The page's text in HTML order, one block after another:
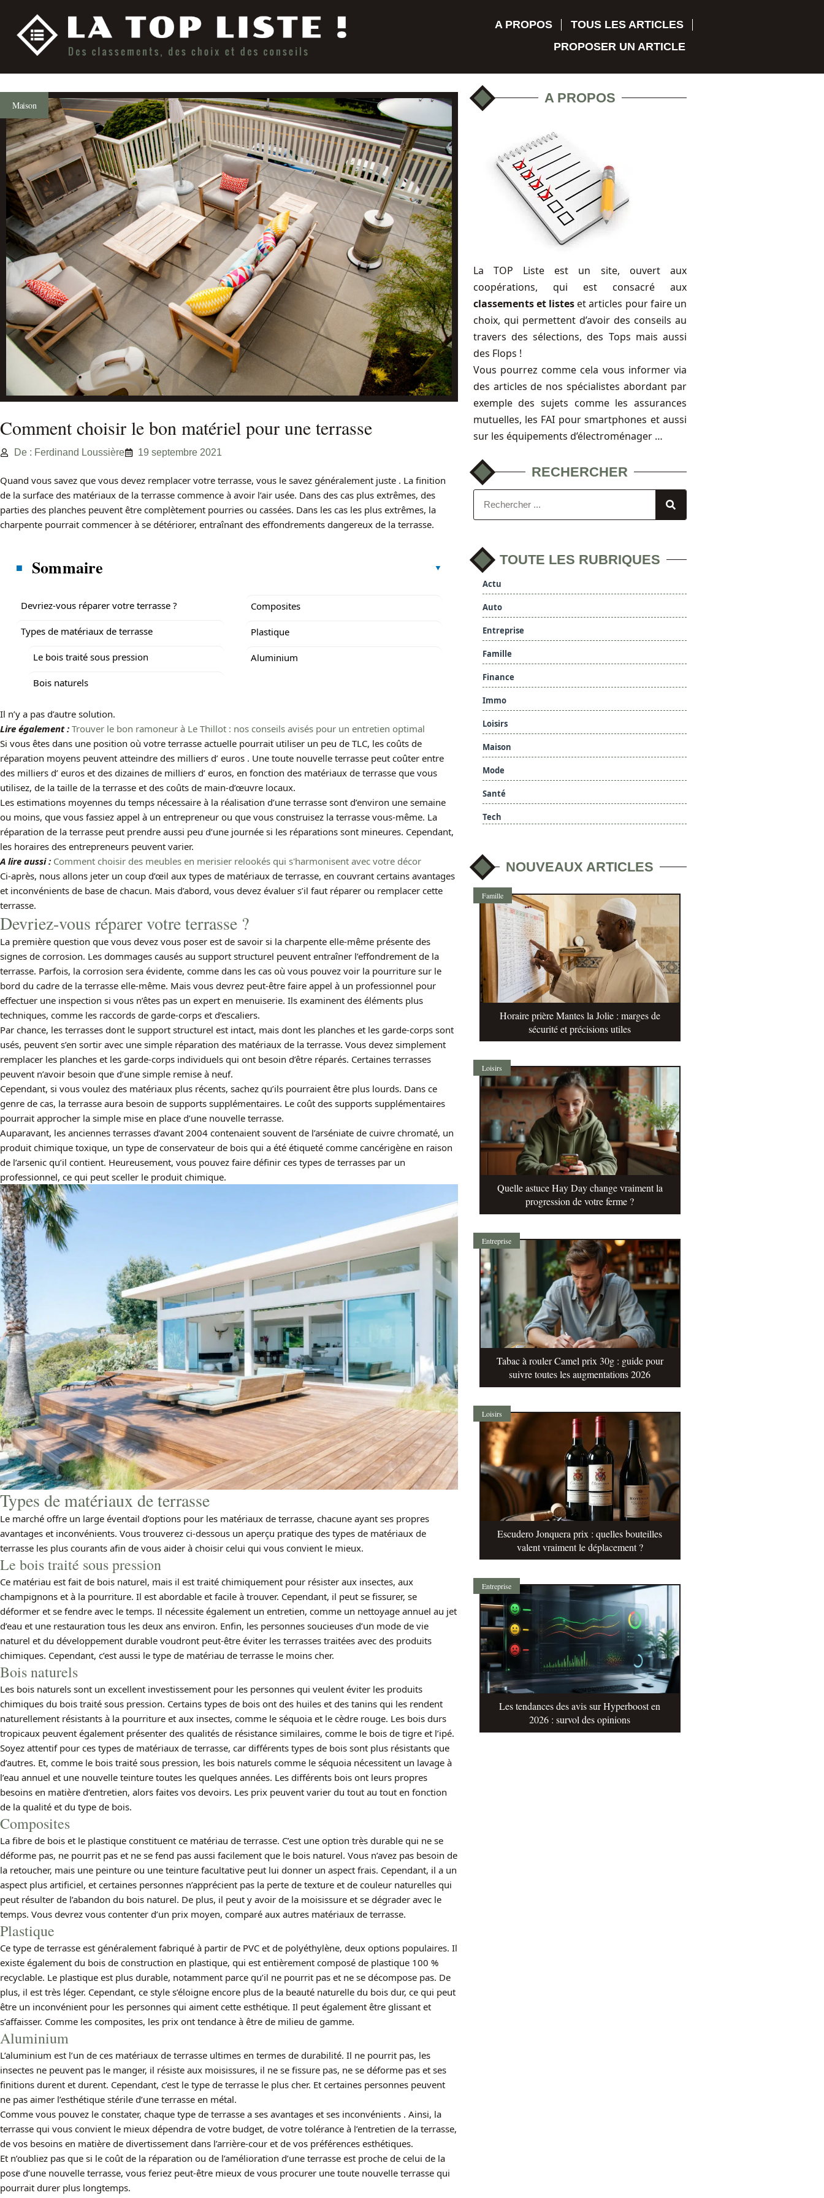
A PROPOS
TOUS LES ARTICLES
PROPOSER UN ARTICLE
Maison
Comment choisir le bon matériel pour une terrasse
De : Ferdinand Loussière 19 septembre 2021
Quand vous savez que vous devez remplacer votre terrasse, vous le savez généralement juste . La finition
de la surface des matériaux de la terrasse commence à avoir l’air usée. Dans des cas plus extrêmes, des
parties des planches peuvent être complètement pourries ou cassées. Dans les cas les plus extrêmes, la
charpente pourrait commencer à se détériorer, entraînant des effondrements dangereux de la terrasse.
Sommaire
Devriez-vous réparer votre terrasse ?
Types de matériaux de terrasse
Le bois traité sous pression
Bois naturels
Composites
Plastique
Aluminium
Il n’y a pas d’autre solution.
Lire également : Trouver le bon ramoneur à Le Thillot : nos conseils avisés pour un entretien optimal
Si vous êtes dans une position où votre terrasse actuelle pourrait utiliser un peu de TLC, les coûts de
réparation moyens peuvent atteindre des milliers d’ euros . Une toute nouvelle terrasse peut coûter entre
des milliers d’ euros et des dizaines de milliers d’ euros, en fonction des matériaux de terrasse que vous
utilisez, de la taille de la terrasse et des coûts de main-d’œuvre locaux.
Les estimations moyennes du temps nécessaire à la réalisation d’une terrasse sont d’environ une semaine
ou moins, que vous fassiez appel à un entrepreneur ou que vous construisez la terrasse vous-même. La
réparation de la terrasse peut prendre aussi peu d’une journée si les réparations sont mineures. Cependant,
les horaires des entrepreneurs peuvent varier.
A lire aussi : Comment choisir des meubles en merisier relookés qui s'harmonisent avec votre décor
Ci-après, nous allons jeter un coup d’œil aux types de matériaux de terrasse, en couvrant certains avantages
et inconvénients de base de chacun. Mais d’abord, vous devez évaluer s’il faut réparer ou remplacer cette
terrasse.
Devriez-vous réparer votre terrasse ?
La première question que vous devez vous poser est de savoir si la charpente elle-même présente des
signes de corrosion. Les dommages causés au support structurel peuvent entraîner l’effondrement de la
terrasse. Parfois, la corrosion sera évidente, comme dans les cas où vous pouvez voir la pourriture sur le
bord du cadre de la terrasse elle-même. Mais vous devrez peut-être faire appel à un professionnel pour
effectuer une inspection si vous n’êtes pas un expert en menuiserie. Ils examinent des éléments plus
techniques, comme les raccords de garde-corps et d’escaliers.
Par chance, les terrasses dont le support structurel est intact, mais dont les planches et les garde-corps sont
usés, peuvent s’en sortir avec une simple réparation des matériaux de la terrasse. Vous devez simplement
remplacer les planches et les garde-corps individuels qui ont besoin d’être réparés. Certaines terrasses
peuvent n’avoir besoin que d’une simple remise à neuf.
Cependant, si vous voulez des matériaux plus récents, sachez qu’ils pourraient être plus lourds. Dans ce
genre de cas, la terrasse aura besoin de supports supplémentaires. Le coût des supports supplémentaires
pourrait approcher la simple mise en place d’une nouvelle terrasse.
Auparavant, les anciennes terrasses d’avant 2004 contenaient souvent de l’arséniate de cuivre chromaté, un
produit chimique toxique, un type de conservateur de bois qui a été étiqueté comme cancérigène en raison
de l’arsenic qu’il contient. Heureusement, vous pouvez faire définir ces types de terrasses par un
professionnel, ce qui peut sceller le produit chimique.
Types de matériaux de terrasse
Le marché offre un large éventail d’options pour les matériaux de terrasse, chacune ayant ses propres
avantages et inconvénients. Vous trouverez ci-dessous un aperçu pratique des types de matériaux de
terrasse les plus courants afin de vous aider à choisir celui qui vous convient le mieux.
Le bois traité sous pression
Ce matériau est fait de bois naturel, mais il est traité chimiquement pour résister aux insectes, aux
champignons et à la pourriture. Il est abordable et facile à trouver. Cependant, il peut se fissurer, se
déformer et se fendre avec le temps. Il nécessite également un entretien, comme un nettoyage annuel au jet
d’eau et une restauration tous les deux ans environ. Enfin, les personnes soucieuses d’un mode de vie
naturel et du développement durable voudront peut-être éviter les terrasses traitées avec des produits
chimiques. Cependant, c’est aussi le type de matériau de terrasse le moins cher.
Bois naturels
Les bois naturels sont un excellent investissement pour les personnes qui veulent éviter les produits
chimiques du bois traité sous pression. Certains types de bois ont des huiles et des tanins qui les rendent
naturellement résistants à la pourriture et aux insectes, comme le séquoia et le cèdre rouge. Les bois durs
tropicaux peuvent également présenter des qualités de résistance similaires, comme le bois de tigre et l’ipé.
Soyez attentif pour ces types de matériaux de terrasse, car différents types de bois sont plus résistants que
d’autres. Et, comme le bois traité sous pression, les bois naturels comme le séquoia nécessitent un lavage à
l’eau annuel et une nouvelle teinture toutes les quelques années. Les différents bois ont leurs propres
besoins en matière d’entretien, alors faites vos devoirs. Les prix peuvent varier du tout au tout en fonction
de la qualité et du type de bois.
Composites
La fibre de bois et le plastique constituent ce matériau de terrasse. C’est une option très durable qui ne se
déforme pas, ne pourrit pas et ne se fend pas aussi facilement que le bois naturel. Vous n’avez pas besoin de
la retoucher, mais une peinture ou une teinture facultative peut lui donner un aspect frais. Cependant, il a un
aspect plus artificiel, et certaines personnes n’apprécient pas la perte de texture et de couleur naturelles qui
peut résulter de l’abandon du bois naturel. De plus, il peut y avoir de la moisissure et se dégrader avec le
temps. Vous devrez vous contenter d’un prix moyen, comparé aux autres matériaux de terrasse.
Plastique
Ce type de terrasse est généralement fabriqué à partir de PVC et de polyéthylène, deux options populaires. Il
existe également du bois de construction en plastique, qui est entièrement composé de plastique 100 %
recyclable. Le plastique est plus durable, notamment parce qu’il ne pourrit pas et ne se décompose pas. De
plus, il est très léger. Cependant, ce style s’éloigne encore plus de la beauté naturelle du bois dur, ce qui peut
être un inconvénient pour les personnes qui aiment cette esthétique. Il peut également être glissant et
s’affaisser. Comme les composites, les prix ont tendance à être de milieu de gamme.
Aluminium
L’aluminium est l’un de ces matériaux de terrasse ultimes en termes de durabilité. Il ne pourrit pas, les
insectes ne peuvent pas le manger, il résiste aux moisissures, il ne se fissure pas, ne se déforme pas et ses
finitions durent et durent. Cependant, c’est le type de terrasse le plus cher. Et certaines personnes peuvent
ne pas aimer l’esthétique stérile d’une terrasse en métal.
Comme vous pouvez le constater, chaque type de terrasse a ses avantages et ses inconvénients . Ainsi, la
terrasse qui vous convient le mieux dépendra de votre budget, de votre tolérance à l’entretien de la terrasse,
de vos besoins en matière de divertissement dans l’arrière-cour et de vos préférences esthétiques.
Et n’oubliez pas que si le coût de la réparation ou de l’amélioration d’une terrasse est proche de celui de la
pose d’une nouvelle terrasse, vous feriez peut-être mieux de vous procurer une toute nouvelle terrasse qui
pourrait durer plus longtemps.
A PROPOS
La TOP Liste est un site, ouvert aux
coopérations, qui est consacré aux
classements et listeset articles pour faire un
choix, qui permettent d’avoir des conseils au
travers des sélections, des Tops mais aussi
des Flops !
Vous pourrez comme cela vous informer via
des articles de nos spécialistes abordant par
exemple des sujets comme les assurances
mutuelles, les FAI pour smartphones et aussi
sur les équipements d’électroménager …
RECHERCHER
TOUTE LES RUBRIQUES
Actu
Auto
Entreprise
Famille
Finance
Immo
Loisirs
Maison
Mode
Santé
Tech
NOUVEAUX ARTICLES
Famille
Horaire prière Mantes la Jolie : marges de
sécurité et précisions utiles
Loisirs
Quelle astuce Hay Day change vraiment la
progression de votre ferme ?
Entreprise
Tabac à rouler Camel prix 30g : guide pour
suivre toutes les augmentations 2026
Loisirs
Escudero Jonquera prix : quelles bouteilles
valent vraiment le déplacement ?
Entreprise
Les tendances des avis sur Hyperboost en
2026 : survol des opinions